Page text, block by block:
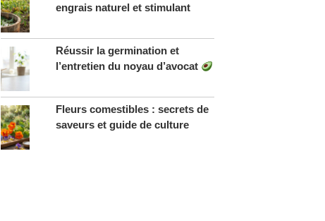
engrais naturel et stimulant
Réussir la germination et
l’entretien du noyau d’avocat
Fleurs comestibles : secrets de
saveurs et guide de culture